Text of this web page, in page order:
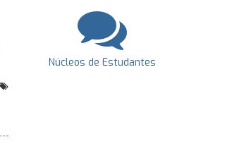
Núcleos de Estudantes